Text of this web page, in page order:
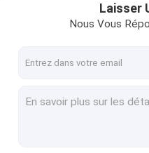
Laisser
Nous Vous